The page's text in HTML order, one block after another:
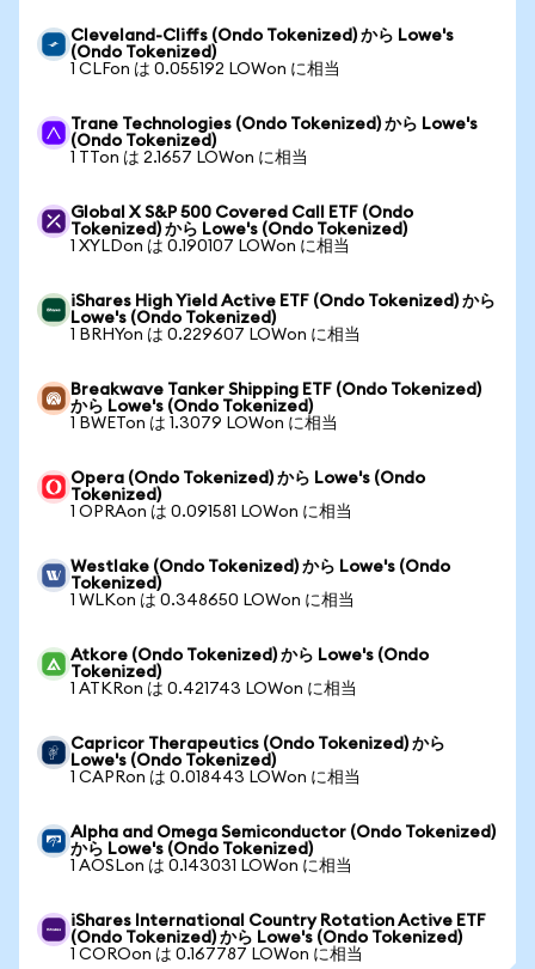
Cleveland-Cliffs (Ondo Tokenized) から Lowe's
(Ondo Tokenized)
1 CLFon は 0.055192 LOWon に相当
Trane Technologies (Ondo Tokenized) から Lowe's
(Ondo Tokenized)
1 TTon は 2.1657 LOWon に相当
Global X S&P 500 Covered Call ETF (Ondo
Tokenized) から Lowe's (Ondo Tokenized)
1 XYLDon は 0.190107 LOWon に相当
iShares High Yield Active ETF (Ondo Tokenized) から
Lowe's (Ondo Tokenized)
1 BRHYon は 0.229607 LOWon に相当
Breakwave Tanker Shipping ETF (Ondo Tokenized)
から Lowe's (Ondo Tokenized)
1 BWETon は 1.3079 LOWon に相当
Opera (Ondo Tokenized) から Lowe's (Ondo
Tokenized)
1 OPRAon は 0.091581 LOWon に相当
Westlake (Ondo Tokenized) から Lowe's (Ondo
Tokenized)
1 WLKon は 0.348650 LOWon に相当
Atkore (Ondo Tokenized) から Lowe's (Ondo
Tokenized)
1 ATKRon は 0.421743 LOWon に相当
Capricor Therapeutics (Ondo Tokenized) から
Lowe's (Ondo Tokenized)
1 CAPRon は 0.018443 LOWon に相当
Alpha and Omega Semiconductor (Ondo Tokenized)
から Lowe's (Ondo Tokenized)
1 AOSLon は 0.143031 LOWon に相当
iShares International Country Rotation Active ETF
(Ondo Tokenized) から Lowe's (Ondo Tokenized)
1 COROon は 0.167787 LOWon に相当